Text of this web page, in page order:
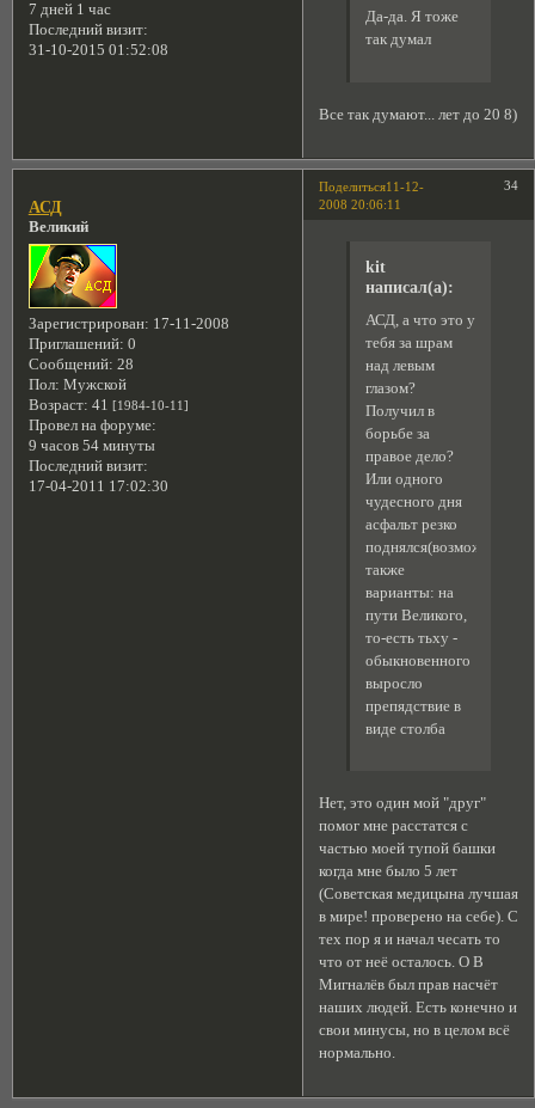
7 дней 1 час
Последний визит:
31-10-2015 01:52:08
Да-да. Я тоже
так думал
Все так думают... лет до 20 8)
Поделиться 34
11-12-
2008 20:06:11
АСД
Великий
Зарегистрирован: 17-11-2008
Приглашений: 0
Сообщений: 28
Пол: Мужской
Возраст: 41 [1984-10-11]
Провел на форуме:
9 часов 54 минуты
Последний визит:
17-04-2011 17:02:30
kit
написал(а):
АСД, а что это у
тебя за шрам
над левым
глазом?
Получил в
борьбе за
правое дело?
Или одного
чудесного дня
асфальт резко
поднялся(возможны
также
варианты: на
пути Великого,
то-есть тьху -
обыкновенного
выросло
препядствие в
виде столба
Нет, это один мой "друг"
помог мне расстатся с
частью моей тупой башки
когда мне было 5 лет
(Советская медицына лучшая
в мире! проверено на себе). С
тех пор я и начал чесать то
что от неё осталось. О В
Мигналёв был прав насчёт
наших людей. Есть конечно и
свои минусы, но в целом всё
нормально.